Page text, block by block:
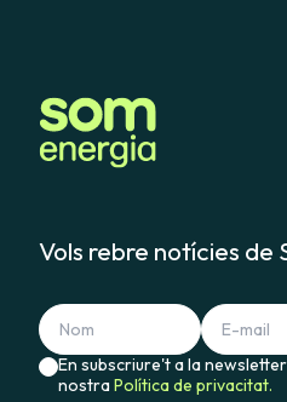
Vols rebre notícies de
En subscriure't a la
nostraPolítica de privacitat.